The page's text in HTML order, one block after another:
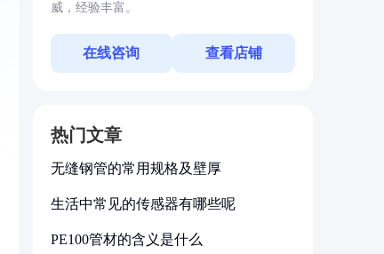
威，经验丰富。
在线咨询 查看店铺
热门文章
无缝钢管的常用规格及壁厚
生活中常见的传感器有哪些呢
PE100管材的含义是什么